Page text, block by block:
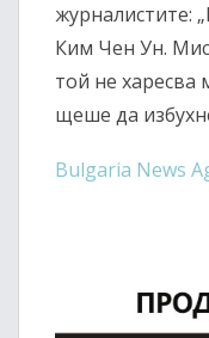
журналистите:
Ким Чен Ун.
той не харесва
щеше да
Bulgaria News